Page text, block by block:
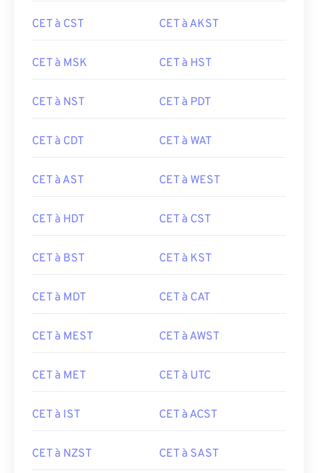
CET à CST CET à AKST
CET à MSK CET à HST
CET à NST CET à PDT
CET à CDT CET à WAT
CET à AST CET à WEST
CET à HDT CET à CST
CET à BST CET à KST
CET à MDT CET à CAT
CET à MEST CET à AWST
CET à MET CET à UTC
CET à IST CET à ACST
CET à NZST CET à SAST